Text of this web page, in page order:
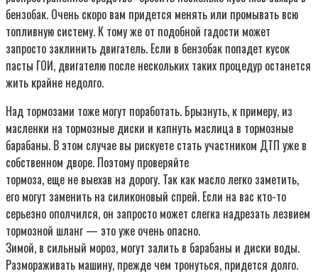
бензобак. Очень скоро вам придется менять или промывать всю
топливную систему. К тому же от подобной гадости может
запросто заклинить двигатель. Если в бензобак попадет кусок
пасты ГОИ, двигателю после нескольких таких процедур останется
жить крайне недолго.
Hад тормозами тоже могут поработать. Брызнуть, к примеру, из
масленки на тормозные диски и капнуть маслица в тормозные
барабаны. В этом случае вы рискуете стать участником ДТП уже в
собственном дворе. Поэтому проверяйте
тормоза, еще не выехав на дорогу. Так как масло легко заметить,
его могут заменить на силиконовый спрей. Если на вас кто-то
серьезно ополчился, он запросто может слегка надрезать лезвием
тормозной шланг — это уже очень опасно.
Зимой, в сильный мороз, могут залить в барабаны и диски воды.
Размораживать машину, прежде чем тронуться, придется долго.